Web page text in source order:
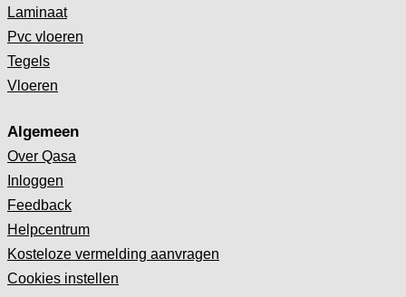
Laminaat
Pvc vloeren
Tegels
Vloeren
Algemeen
Over Qasa
Inloggen
Feedback
Helpcentrum
Kosteloze vermelding aanvragen
Cookies instellen